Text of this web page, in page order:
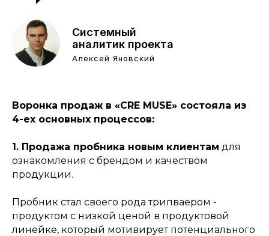
Системный
аналитик проекта
Алексей Яновский
Воронка продаж в «CRE MUSE» состояла из
4-ех основных процессов:
1. Продажа пробника новым клиентам для
ознакомления с брендом и качеством
продукции.
Пробник стал своего рода трипваером -
продуктом с низкой ценой в продуктовой
линейке, который мотивирует потенциального